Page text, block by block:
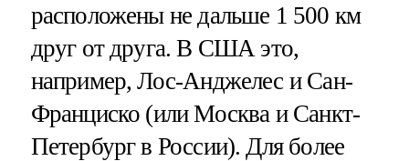
расположены не дальше 1 500 км
друг от друга. В США это,
например, Лос-Анджелес и Сан-
Франциско (или Москва и Санкт-
Петербург в России). Для более